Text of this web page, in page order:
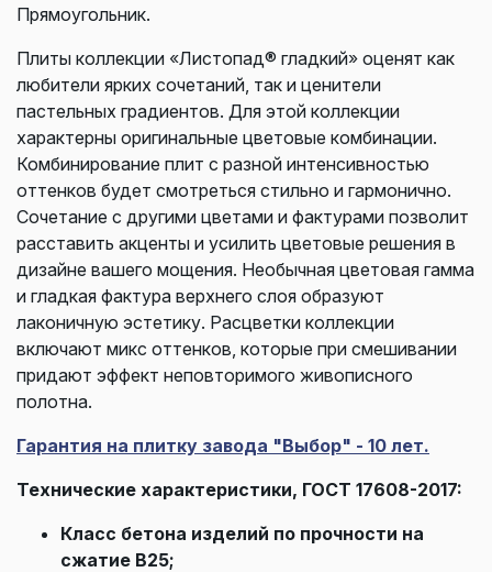
Прямоугольник.
Плиты коллекции «Листопад® гладкий» оценят как
любители ярких сочетаний, так и ценители
пастельных градиентов. Для этой коллекции
характерны оригинальные цветовые комбинации.
Комбинирование плит с разной интенсивностью
оттенков будет смотреться стильно и гармонично.
Сочетание с другими цветами и фактурами позволит
расставить акценты и усилить цветовые решения в
дизайне вашего мощения. Необычная цветовая гамма
и гладкая фактура верхнего слоя образуют
лаконичную эстетику. Расцветки коллекции
включают микс оттенков, которые при смешивании
придают эффект неповторимого живописного
полотна.
Гарантия на плитку завода "Выбор" - 10 лет.
Технические характеристики, ГОСТ 17608-2017:
Класс бетона изделий по прочности на
сжатие В25;